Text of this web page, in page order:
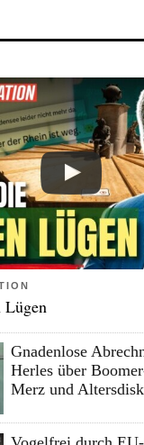
Lügen
Gnadenlose
Herles über
Merz und